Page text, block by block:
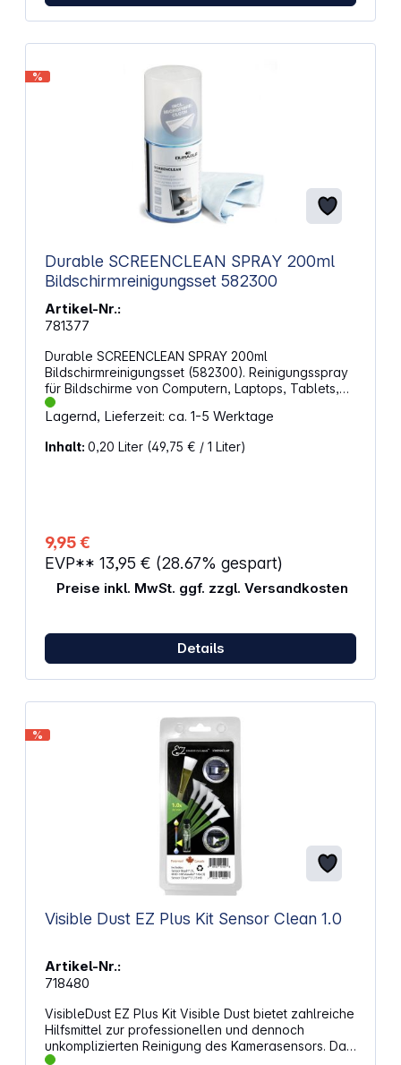
%
Durable SCREENCLEAN SPRAY 200ml
Bildschirmreinigungsset 582300
Artikel-Nr.:
781377
Durable SCREENCLEAN SPRAY 200ml
Bildschirmreinigungsset (582300). Reinigungsspray
für Bildschirme von Computern, Laptops, Tablets,
Smartphones und Navigationsgeräten Auch
geeignet für die Reinigung von Glasflächen von z.B.
platzsparend im Deckel integriert Tuchgröße: 190 x
(Außenmaß): Ø 55 mm x Höhe 145 mm
Lagernd, Lieferzeit: ca. 1-5 Werktage
Inhalt: 0,20 Liter (49,75 € / 1 Liter)
9,95 €
EVP** 13,95 € (28.67% gespart)
Preise inkl. MwSt. ggf. zzgl. Versandkosten
Details
%
Visible Dust EZ Plus Kit Sensor Clean 1.0
Artikel-Nr.:
718480
VisibleDust EZ Plus Kit Visible Dust bietet zahlreiche
Hilfsmittel zur professionellen und dennoch
unkomplizierten Reinigung des Kamerasensors. Das
EZ Plus Kit beinhaltet 5 grüne Vswabs (24mm), 1ml